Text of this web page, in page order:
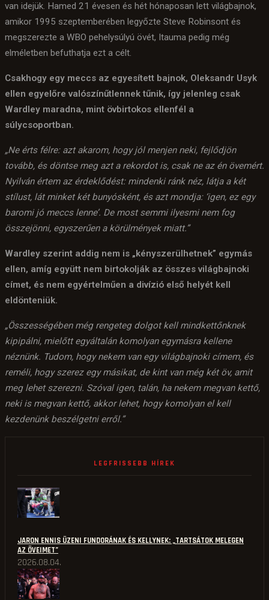
van idejük. Hamed 21 évesen és hét hónaposan lett világbajnok,
amikor 1995 szeptemberében legyőzte Steve Robinsont és
megszerezte a WBO pehelysúlyú övét, Itauma pedig még
elméletben befuthatja ezt a célt.
Csakhogy egy meccs az egyesített bajnok, Oleksandr Usyk
ellen egyelőre valószínűtlennek tűnik, így jelenleg csak
Wardley maradna, mint övbirtokos ellenfél a
súlycsoportban.
„Ne érts félre: azt akarom, hogy jól menjen neki, fejlődjön
tovább, és döntse meg azt a rekordot is, csak ne az én övemért.
Nyilván értem az érdeklődést: mindenki ránk néz, látja a két
stílust, lát minket két bunyósként, és azt mondja: ‘igen, ez egy
baromi jó meccs lenne’. De most semmi ilyesmi nem fog
összejönni, egyszerűen a körülmények miatt.”
Wardley szerint addig nem is „kényszerülhetnek” egymás
ellen, amíg együtt nem birtokolják az összes világbajnoki
címet, és nem egyértelműen a divízió első helyét kell
eldönteniük.
„Összességében még rengeteg dolgot kell mindkettőnknek
kipipálni, mielőtt egyáltalán komolyan egymásra kellene
néznünk. Tudom, hogy nekem van egy világbajnoki címem, és
reméli, hogy szerez egy másikat, de kint van még két öv, amit
meg lehet szerezni. Szóval igen, talán, ha nekem megvan kettő,
neki is megvan kettő, akkor lehet, hogy komolyan el kell
kezdenünk beszélgetni erről.”
LEGFRISSEBB HÍREK
JARON ENNIS ÜZENI FUNDORÁNAK ÉS KELLYNEK: „TARTSÁTOK MELEGEN
AZ ÖVEIMET”
2026.08.04.